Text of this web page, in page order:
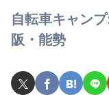
自転車キャン
阪・能勢